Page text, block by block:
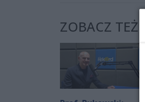
ZOBACZ TEŻ: